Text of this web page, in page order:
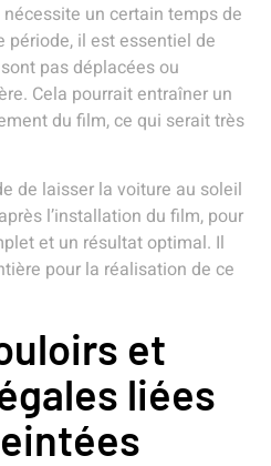
un certain temps de
période, il est essentiel de
pas déplacées ou
Cela pourrait entraîner un
du film, ce qui serait très
de laisser la voiture au soleil
l’installation du film, pour
et un résultat optimal. Il
pour la réalisation de ce
et
liées